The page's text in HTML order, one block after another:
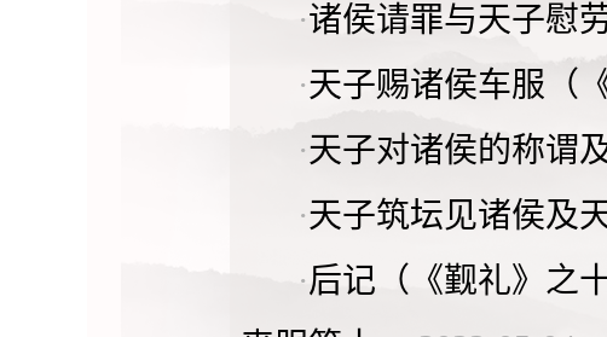
·诸侯请罪与天子慰
·天子赐诸侯车服（
·天子对诸侯的称谓
·天子筑坛见诸侯及
·后记（《觐礼》之十